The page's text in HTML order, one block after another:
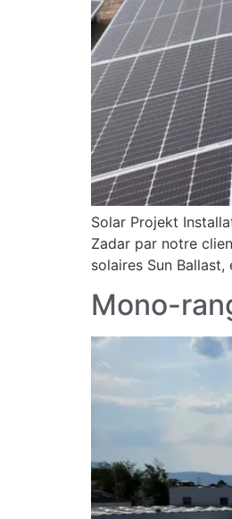
Solar Projekt
Zadar par notre
solaires Sun
Mono-